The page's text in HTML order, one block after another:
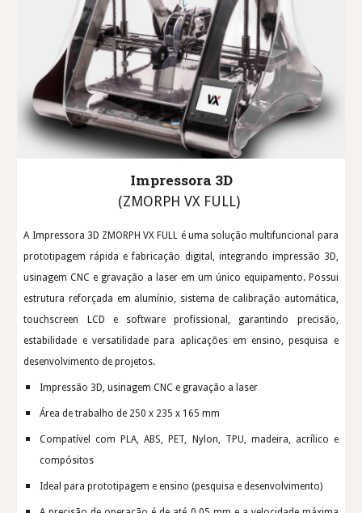
Impressora 3D
(ZMORPH VX FULL)
A Impressora 3D ZMORPH VX FULL é uma solução multifuncional para
prototipagem rápida e fabricação digital, integrando impressão 3D,
usinagem CNC e gravação a laser em um único equipamento. Possui
estrutura reforçada em alumínio, sistema de calibração automática,
touchscreen LCD e software profissional, garantindo precisão,
estabilidade e versatilidade para aplicações em ensino, pesquisa e
desenvolvimento de projetos.
Impressão 3D, usinagem CNC e gravação a laser
Área de trabalho de 250 x 235 x 165 mm
Compatível com PLA, ABS, PET, Nylon, TPU, madeira, acrílico e
compósitos
Ideal para prototipagem e ensino (pesquisa e desenvolvimento)